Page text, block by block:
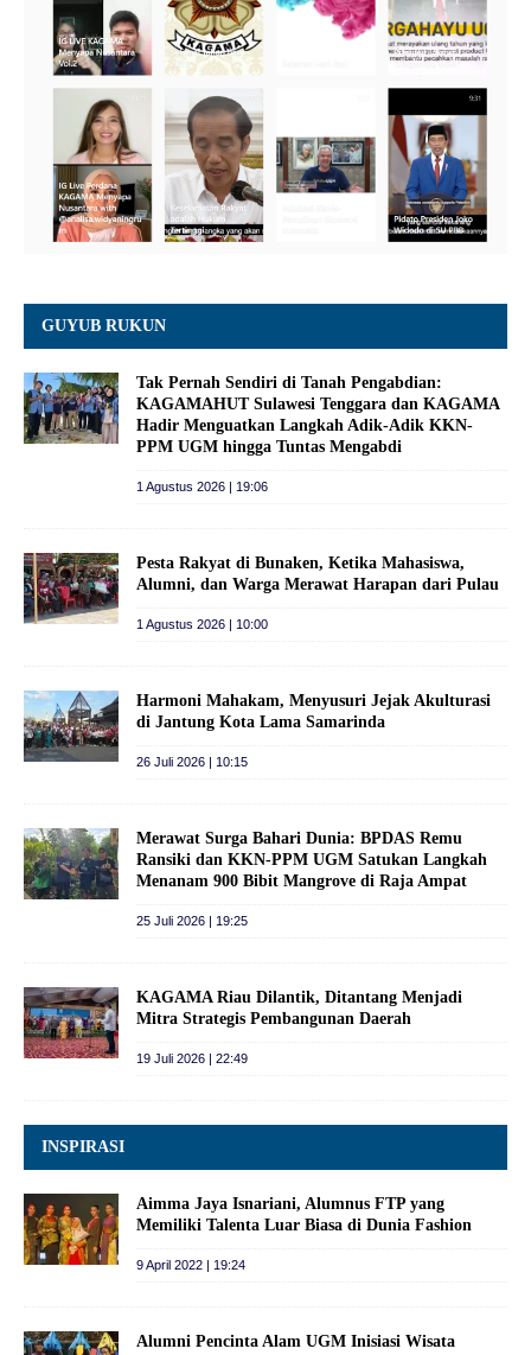
GUYUB RUKUN
Tak Pernah Sendiri di Tanah Pengabdian:
KAGAMAHUT Sulawesi Tenggara dan KAGAMA
Hadir Menguatkan Langkah Adik-Adik KKN-
PPM UGM hingga Tuntas Mengabdi
1 Agustus 2026 | 19:06
Pesta Rakyat di Bunaken, Ketika Mahasiswa,
Alumni, dan Warga Merawat Harapan dari Pulau
1 Agustus 2026 | 10:00
Harmoni Mahakam, Menyusuri Jejak Akulturasi
di Jantung Kota Lama Samarinda
26 Juli 2026 | 10:15
Merawat Surga Bahari Dunia: BPDAS Remu
Ransiki dan KKN-PPM UGM Satukan Langkah
Menanam 900 Bibit Mangrove di Raja Ampat
25 Juli 2026 | 19:25
KAGAMA Riau Dilantik, Ditantang Menjadi
Mitra Strategis Pembangunan Daerah
19 Juli 2026 | 22:49
INSPIRASI
Aimma Jaya Isnariani, Alumnus FTP yang
Memiliki Talenta Luar Biasa di Dunia Fashion
9 April 2022 | 19:24
Alumni Pencinta Alam UGM Inisiasi Wisata